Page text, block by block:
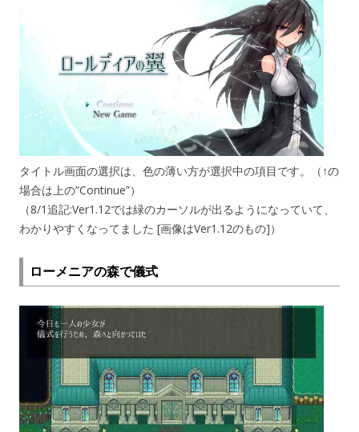
タイトル画面の選択は、色の薄い方が選択中の項目です。（↑の
場合は上の”Continue”）
（8/1追記:Ver1.12では緑のカーソルが出るようになっていて、
わかりやすくなってました [画像はVer1.12のもの]）
ローメニアの森で儀式